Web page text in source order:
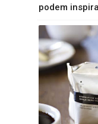
podem